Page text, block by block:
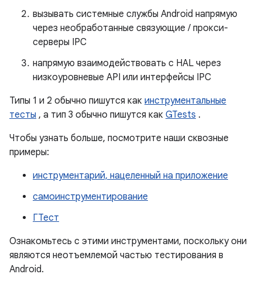
вызывать системные службы Android напрямую
через необработанные связующие / прокси-
серверы IPC
напрямую взаимодействовать с HAL через
низкоуровневые API или интерфейсы IPC
Типы 1 и 2 обычно пишутся как инструментальные
тесты , а тип 3 обычно пишутся как GTests .
Чтобы узнать больше, посмотрите наши сквозные
примеры:
инструментарий, нацеленный на приложение
самоинструментирование
ГТест
Ознакомьтесь с этими инструментами, поскольку они
являются неотъемлемой частью тестирования в
Android.